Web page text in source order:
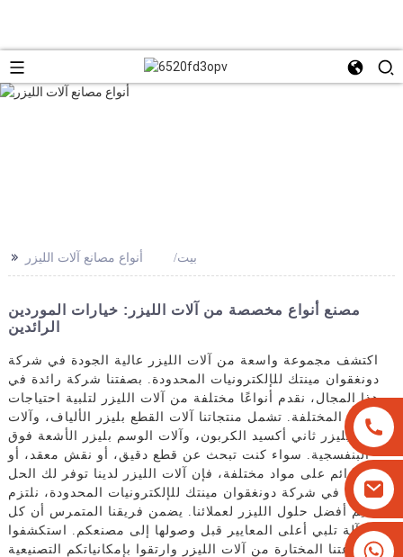
+8613825779334
>> بيت أنواع مصانع آلات الليزر
مصنع أنواع مخصصة من آلات الليزر: خيارات الموردين
الرائدين
اكتشف مجموعة واسعة من آلات الليزر عالية الجودة في شركة
دونغقوان مينتك للإلكترونيات المحدودة. بصفتنا شركة رائدة في
هذا المجال، نقدم أنواعًا مختلفة من آلات الليزر لتلبية احتياجات
الإنتاج المختلفة. تشمل منتجاتنا آلات القطع بليزر الألياف، وآلات
النقش بليزر ثاني أكسيد الكربون، وآلات الوسم بليزر الأشعة فوق
البنفسجية. سواء كنت تبحث عن قطع دقيق، أو نقش معقد، أو
وسم دائم على مواد مختلفة، فإن آلات الليزر لدينا توفر لك الحل
الأمثل. في شركة دونغقوان مينتك للإلكترونيات المحدودة، نلتزم
بتقديم أفضل حلول الليزر لعملائنا. يضمن فريقنا المتمرس أن كل
آلة تلبي أعلى المعايير قبل وصولها إلى مصنعكم. استكشفوا
مجموعتنا المختارة من آلات الليزر وارتقوا بإمكانياتكم التصنيعية